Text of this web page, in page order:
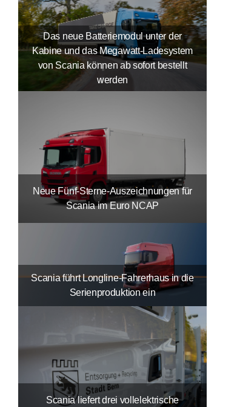
Das neue Batteriemodul unter der
Kabine und das Megawatt-Ladesystem
von Scania können ab sofort bestellt
werden
Neue Fünf-Sterne-Auszeichnungen für
Scania im Euro NCAP
Scania führt Longline-Fahrerhaus in die
Serienproduktion ein
Scania liefert drei vollelektrische